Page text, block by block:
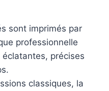
sont imprimés par
professionnelle
précises
classiques, la